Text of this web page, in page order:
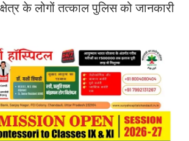
के लोगों तत्काल पुलिस को जानकारी